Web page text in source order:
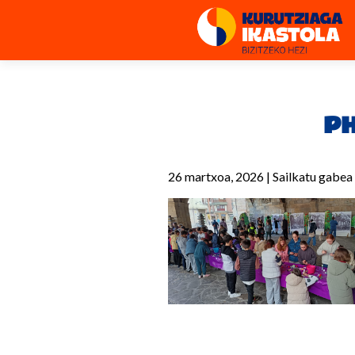
26 martxoa, 2026 | Sailkatu gabea